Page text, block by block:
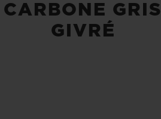
CARBONE GRIS
GIVRÉ